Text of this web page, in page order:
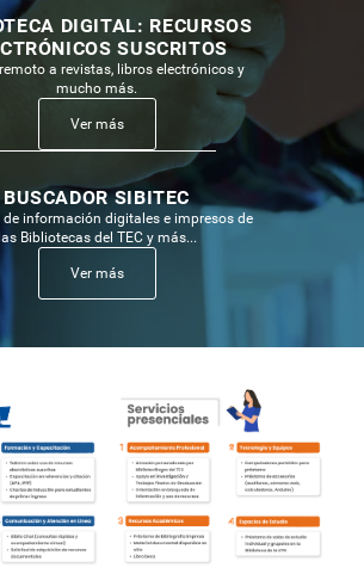
DIGITAL: RECURSOS
SUSCRITOS
a revistas, libros electrónicos y
mucho más.
Acción
relacionada
con
Biblioteca
Digital:
recursos
electrónicos
suscritos
Ver más
BUSCADOR SIBITEC
de información digitales e impresos de
las Bibliotecas del TEC y más...
relacionada
con
Buscador
SIBITEC
Ver más